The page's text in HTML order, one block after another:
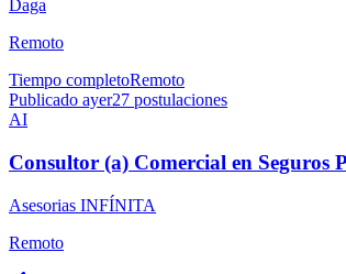
Daga
Remoto
Tiempo completoRemoto
Publicado ayer27 postulaciones
AI
Consultor (a) Comercial en Seguros
Asesorias INFÍNITA
Remoto